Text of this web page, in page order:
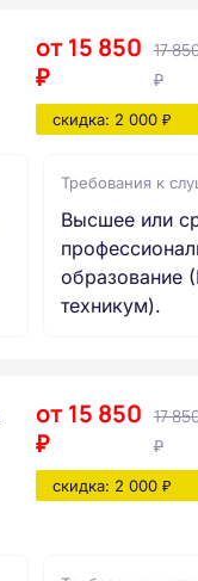
от 15 850
₽
17
₽
скидка: 2 000 ₽
Требования к
Высшее или
образование
техникум).
от 15 850
₽
17
₽
скидка: 2 000 ₽